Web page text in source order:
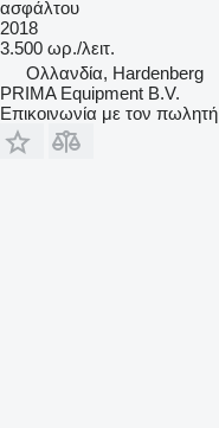
ασφάλτου
2018
3.500 ωρ./λειτ.
Ολλανδία, Hardenberg
PRIMA Equipment B.V.
Επικοινωνία με τον πωλητή